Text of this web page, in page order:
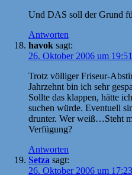
Und DAS soll der Grund
Antworten
havok sagt:
26. Oktober 2006 um
Trotz völliger Friseur-
Jahrzehnt bin ich sehr
Sollte das klappen, hätte
suchen würde. Eventuell
drunter. Wer weiß…Steht
Verfügung?
Antworten
Setza sagt:
26. Oktober 2006 um